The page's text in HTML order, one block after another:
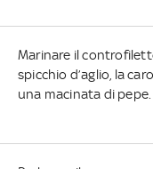
Marinare il
spicchio d’aglio, la
una macinata di pepe.